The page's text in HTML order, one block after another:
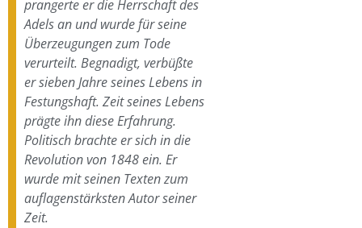
prangerte er die Herrschaft des
Adels an und wurde für seine
Überzeugungen zum Tode
verurteilt. Begnadigt, verbüßte
er sieben Jahre seines Lebens in
Festungshaft. Zeit seines Lebens
prägte ihn diese Erfahrung.
Politisch brachte er sich in die
Revolution von 1848 ein. Er
wurde mit seinen Texten zum
auflagenstärksten Autor seiner
Zeit.